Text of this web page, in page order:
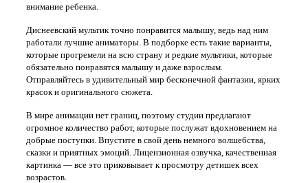
внимание ребенка.
Диснеевский мультик точно понравится малышу, ведь над ним
работали лучшие аниматоры. В подборке есть такие варианты,
которые прогремели на всю страну и редкие мультики, которые
обязательно понравятся малышу и даже взрослым.
Отправляйтесь в удивительный мир бесконечной фантазии, ярких
красок и оригинального сюжета.
В мире анимации нет границ, поэтому студии предлагают
огромное количество работ, которые послужат вдохновением на
добрые поступки. Впустите в свой день немного волшебства,
сказки и приятных эмоций. Лицензионная озвучка, качественная
картинка — все это приковывает к просмотру детишек всех
возрастов.